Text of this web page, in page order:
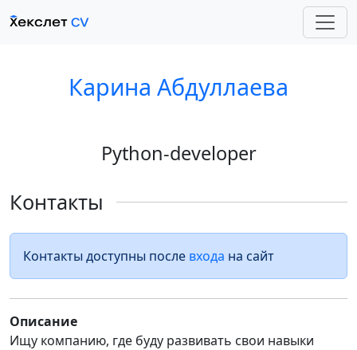
Карина Абдуллаева
Python-developer
Контакты
Контакты доступны после входа на сайт
Описание
Ищу компанию, где буду развивать свои навыки